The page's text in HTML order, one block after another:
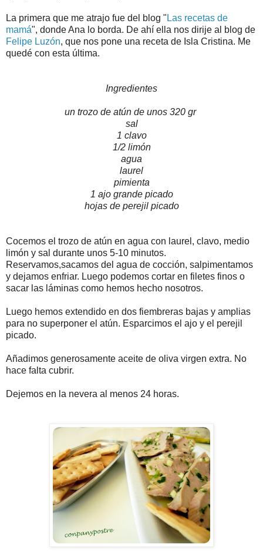
La primera que me atrajo fue del blog " Las recetas de
mamá", donde Ana lo borda. De ahí ella nos dirije al blog de
Felipe Luzón, que nos pone una receta de Isla Cristina. Me
quedé con esta última.
Ingredientes
un trozo de atún de unos 320 gr
sal
1 clavo
1/2 limón
agua
laurel
pimienta
1 ajo grande picado
hojas de perejil picado
Cocemos el trozo de atún en agua con laurel, clavo, medio
limón y sal durante unos 5-10 minutos.
Reservamos,sacamos del agua de cocción, salpimentamos
y dejamos enfriar. Luego podemos cortar en filetes finos o
sacar las láminas como hemos hecho nosotros.
Luego hemos extendido en dos fiembreras bajas y amplias
para no superponer el atún. Esparcimos el ajo y el perejil
picado.
Añadimos generosamente aceite de oliva virgen extra. No
hace falta cubrir.
Dejemos en la nevera al menos 24 horas.